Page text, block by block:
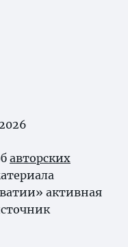
авторских
активная